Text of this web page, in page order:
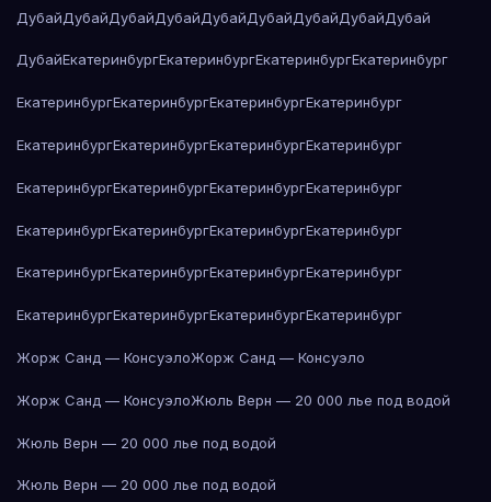
ДубайДубайДубайДубайДубайДубайДубайДубайДубай
ДубайЕкатеринбургЕкатеринбургЕкатеринбургЕкатеринбург
ЕкатеринбургЕкатеринбургЕкатеринбургЕкатеринбург
ЕкатеринбургЕкатеринбургЕкатеринбургЕкатеринбург
ЕкатеринбургЕкатеринбургЕкатеринбургЕкатеринбург
ЕкатеринбургЕкатеринбургЕкатеринбургЕкатеринбург
ЕкатеринбургЕкатеринбургЕкатеринбургЕкатеринбург
ЕкатеринбургЕкатеринбургЕкатеринбургЕкатеринбург
Жорж Санд — КонсуэлоЖорж Санд — Консуэло
Жорж Санд — КонсуэлоЖюль Верн — 20 000 лье под водой
Жюль Верн — 20 000 лье под водой
Жюль Верн — 20 000 лье под водой